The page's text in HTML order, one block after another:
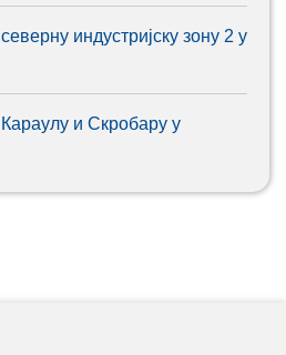
индустријску зону 2 у
и Скробару у